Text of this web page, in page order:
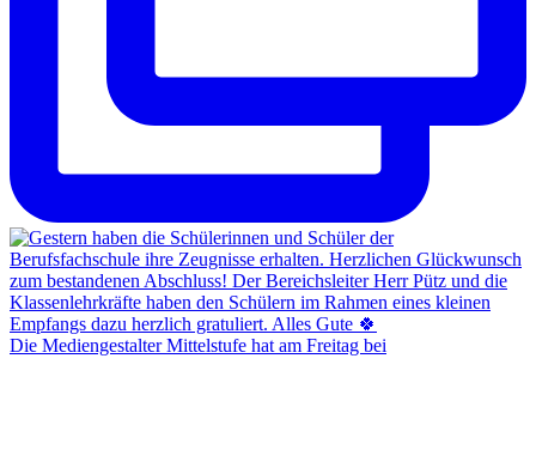
Die Mediengestalter Mittelstufe hat am Freitag bei